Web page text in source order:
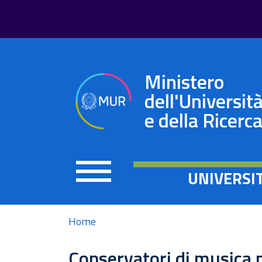
Ministero
dell'Università
e della Ricerca
Home